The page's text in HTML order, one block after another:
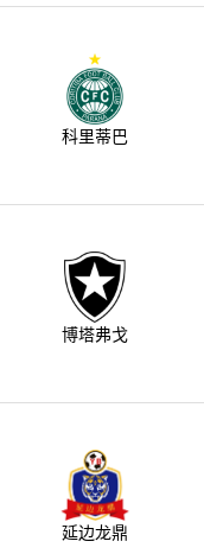
科里蒂巴
博塔弗戈
延边龙鼎